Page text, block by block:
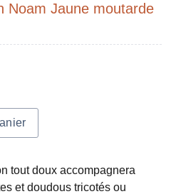
Noam Jaune moutarde
tout doux accompagnera
et doudous tricotés ou